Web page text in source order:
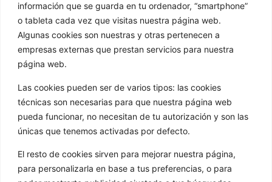
información que se guarda en tu ordenador, “smartphone”
o tableta cada vez que visitas nuestra página web.
Algunas cookies son nuestras y otras pertenecen a
empresas externas que prestan servicios para nuestra
página web.
Las cookies pueden ser de varios tipos: las cookies
técnicas son necesarias para que nuestra página web
pueda funcionar, no necesitan de tu autorización y son las
únicas que tenemos activadas por defecto.
El resto de cookies sirven para mejorar nuestra página,
para personalizarla en base a tus preferencias, o para
info@golathetoylibrary.com
Trav de Cacheiras 64, Cacheiras
15886 Teo A Coruña
GOLA
Quenes somos
Os nosos formatos
Novas
ENLACES